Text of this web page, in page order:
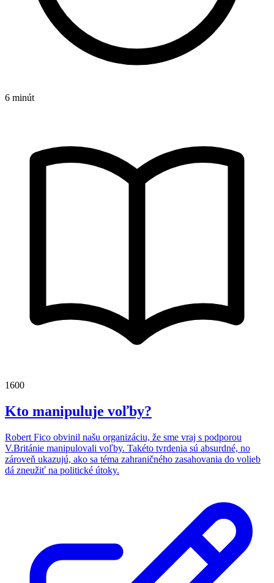
6 minút
1600
Kto manipuluje voľby?
Robert Fico obvinil našu organizáciu, že sme vraj s podporou
V.Británie manipulovali voľby. Takéto tvrdenia sú absurdné, no
zároveň ukazujú, ako sa téma zahraničného zasahovania do volieb
dá zneužiť na politické útoky.